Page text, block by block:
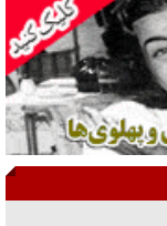
«نبرد